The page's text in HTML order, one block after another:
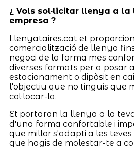
¿ Vols sol·licitar llenya a
empresa ?
Llenyataires.cat et
comercialització de llenya
negoci de la forma mes
diverses formats per a posar
estacionament o dipòsit en
l'objectiu que no tinguis que
col·locar-la.
Et portaran la llenya a la
d'una forma confortable i
que millor s'adapti a les teves
que hagis de molestar-te a